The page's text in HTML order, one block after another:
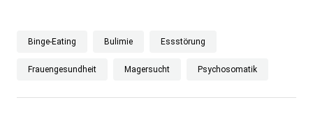
Binge-Eating Bulimie Essstörung
Frauengesundheit Magersucht Psychosomatik